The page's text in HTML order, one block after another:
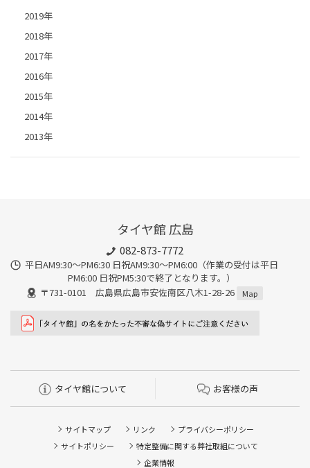
2019年
2018年
2017年
2016年
2015年
2014年
2013年
タイヤ館 広島
082-873-7772
平日AM9:30～PM6:30 日祝AM9:30〜PM6:00（作業の受付は平日
PM6:00 日祝PM5:30で終了となります。）
〒731-0101 広島県広島市安佐南区八木1-28-26
Map
タイヤ館について お客様の声
サイトマップ リンク
プライバシーポリシー
サイトポリシー
特定整備に関する弊社取組について
企業情報